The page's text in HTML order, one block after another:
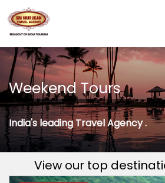
Weekend Tours
India's leading Travel Agency .
View our top